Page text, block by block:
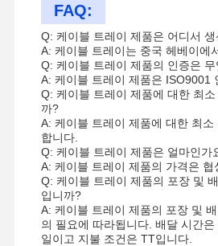
FAQ:
Q: 케이블 트레이 제품은 어디서
A: 케이블 트레이는 중국 헤베이에
Q: 케이블 트레이 제품의 인증은
A: 케이블 트레이 제품은 ISO9001
Q: 케이블 트레이 제품에 대한 최
까?
A: 케이블 트레이 제품에 대한 최소
합니다.
Q: 케이블 트레이 제품은 얼마인가
A: 케이블 트레이 제품의 가격은 협
Q: 케이블 트레이 제품의 포장 및
입니까?
A: 케이블 트레이 제품의 포장 및
의 필요에 따라됩니다. 배달 시간
일이고 지불 조건은 TT입니다.